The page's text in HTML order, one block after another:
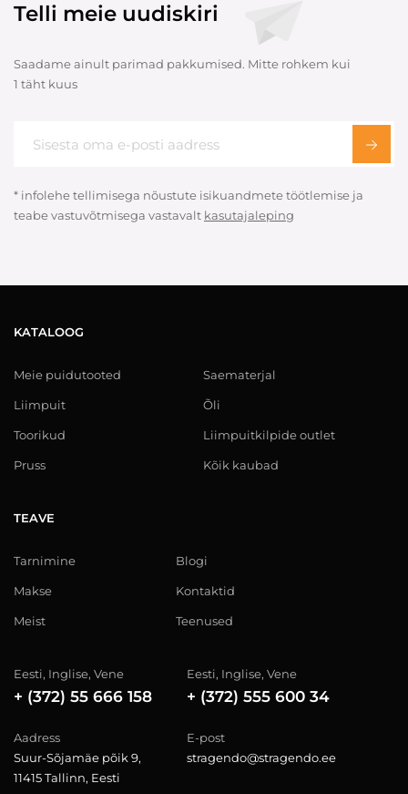
Telli meie uudiskiri
Saadame ainult parimad pakkumised. Mitte rohkem kui
1 täht kuus
* infolehe tellimisega nõustute isikuandmete töötlemise ja
teabe vastuvõtmisega vastavalt kasutajaleping
KATALOOG
Meie puidutooted
Liimpuit
Toorikud
Pruss
Saematerjal
Õli
Liimpuitkilpide outlet
Kõik kaubad
TEAVE
Tarnimine
Makse
Meist
Blogi
Kontaktid
Teenused
Eesti, Inglise, Vene
+ (372) 55 666 158
Eesti, Inglise, Vene
+ (372) 555 600 34
Aadress
Suur-Sõjamäe põik 9,
11415 Tallinn, Eesti
E-post
stragendo@stragendo.ee